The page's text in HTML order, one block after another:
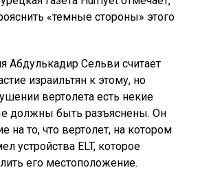
«темные стороны» этого
Абдулькадир Сельви считает
израильтян к этому, но
вертолета есть некие
должны быть разъяснены. Он
на то, что вертолет, на котором
устройства ELT, которое
его местоположение.